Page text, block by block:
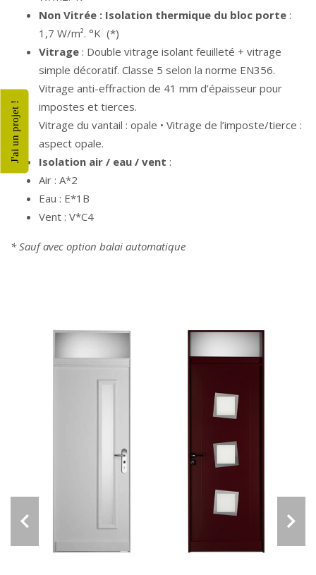
Non Vitrée : Isolation thermique du bloc porte :
1,7 W/m². °K (*)
Vitrage : Double vitrage isolant feuilleté + vitrage
simple décoratif. Classe 5 selon la norme EN356.
Vitrage anti-effraction de 41 mm d’épaisseur pour
impostes et tierces.
Vitrage du vantail : opale • Vitrage de l’imposte/tierce :
aspect opale.
Isolation air / eau / vent :
Air : A*2
Eau : E*1B
Vent : V*C4
* Sauf avec option balai automatique
J'ai un projet !